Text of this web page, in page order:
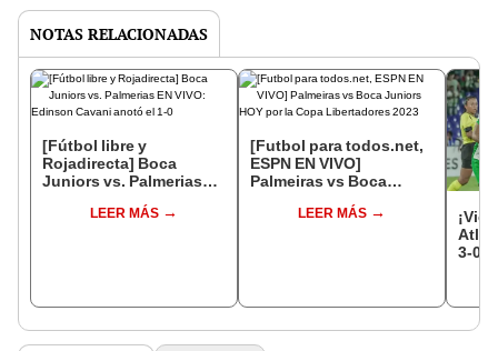
NOTAS RELACIONADAS
[Fútbol libre y
Rojadirecta] Boca
Juniors vs. Palmerias
Cavani anotó el 1-0
LEER MÁS
[Futbol para todos.net,
ESPN EN VIVO]
Palmeiras vs Boca
Libertadores 2023
LEER MÁS
3-0 a